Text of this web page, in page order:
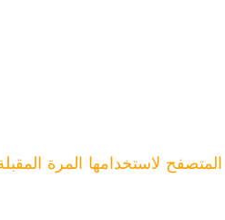
لاستخدامها المرة